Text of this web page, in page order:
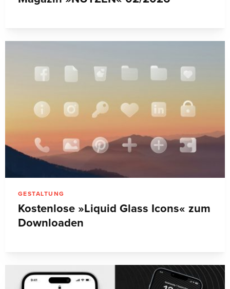
GESTALTUNG
Kostenlose »Liquid Glass Icons« zum
Downloaden